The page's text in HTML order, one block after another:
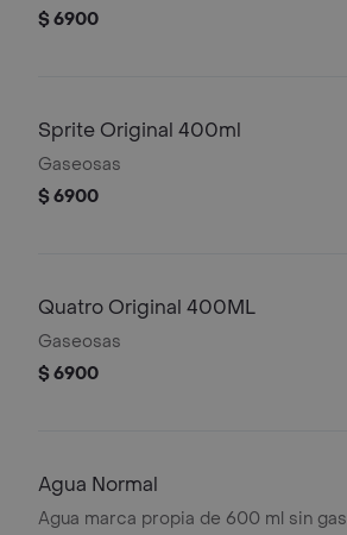
$ 6900
Sprite Original 400ml
Gaseosas
$ 6900
Quatro Original 400ML
Gaseosas
$ 6900
Agua Normal
Agua marca propia de 600 ml sin gas